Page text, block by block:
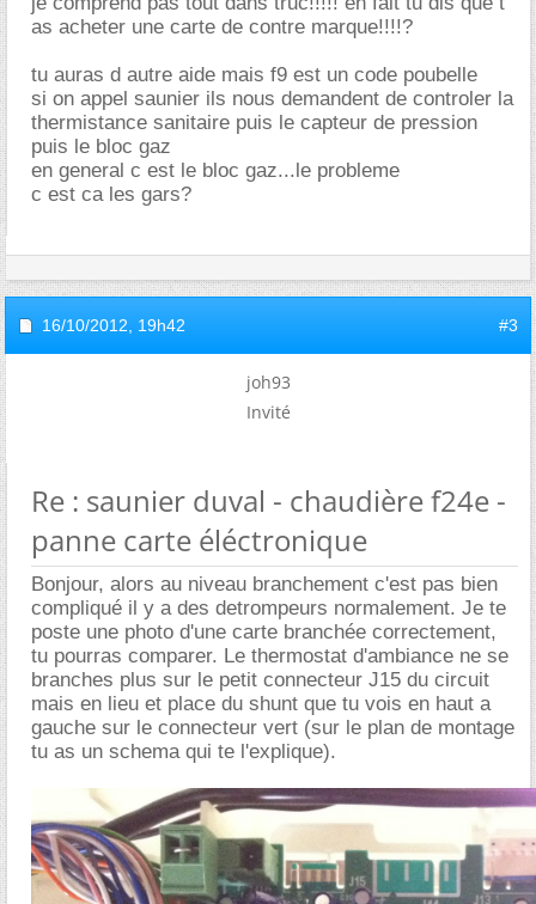
as acheter une carte de contre marque!!!!?
tu auras d autre aide mais f9 est un code poubelle
si on appel saunier ils nous demandent de controler la
thermistance sanitaire puis le capteur de pression
puis le bloc gaz
en general c est le bloc gaz...le probleme
c est ca les gars?
16/10/2012, 19h42 #3
joh93
Invité
Re : saunier duval - chaudière f24e -
panne carte éléctronique
Bonjour, alors au niveau branchement c'est pas bien
compliqué il y a des detrompeurs normalement. Je te
poste une photo d'une carte branchée correctement,
tu pourras comparer. Le thermostat d'ambiance ne se
branches plus sur le petit connecteur J15 du circuit
mais en lieu et place du shunt que tu vois en haut a
gauche sur le connecteur vert (sur le plan de montage
tu as un schema qui te l'explique).